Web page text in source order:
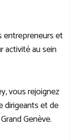
entrepreneurs et
activité au sein
vous rejoignez
dirigeants et de
Genève.